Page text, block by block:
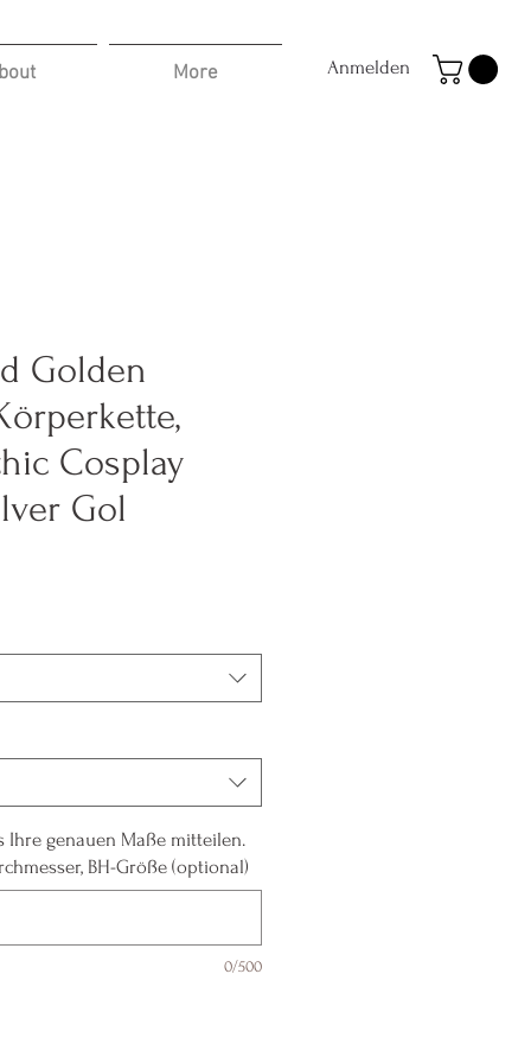
Anmelden
More
Golden
Cosplay
Gol
Ihre genauen Maße mitteilen.
BH-Größe (optional)
0/500